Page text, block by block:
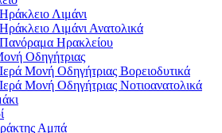
Ηράκλειο Λιμάνι
Ηράκλειο Λιμάνι Ανατολικά
Πανόραμα Ηρακλείου
Οδηγήτριας
Ιερά Μονή Οδηγήτριας Βορειοδυτικά
Ιερά Μονή Οδηγήτριας Νοτιοανατολικά
Αμπά